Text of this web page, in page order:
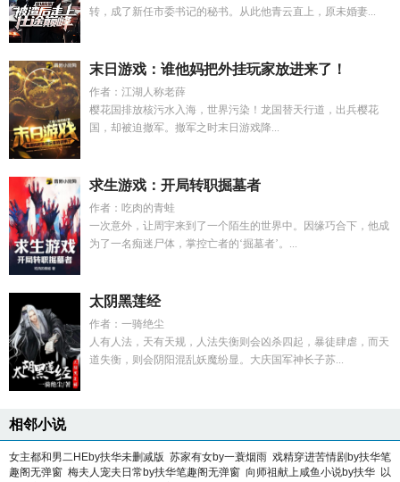
转，成了新任市委书记的秘书。从此他青云直上，原未婚妻...
末日游戏：谁他妈把外挂玩家放进来了！
作者：江湖人称老薛
樱花国排放核污水入海，世界污染！龙国替天行道，出兵樱花
国，却被迫撤军。撤军之时末日游戏降...
求生游戏：开局转职掘墓者
作者：吃肉的青蛙
一次意外，让周宇来到了一个陌生的世界中。因缘巧合下，他成
为了一名痴迷尸体，掌控亡者的‘掘墓者’。...
太阴黑莲经
作者：一骑绝尘
人有人法，天有天规，人法失衡则会凶杀四起，暴徒肆虐，而天
道失衡，则会阴阳混乱妖魔纷显。大庆国军神长子苏...
相邻小说
女主都和男二HEby扶华未删减版 苏家有女by一蓑烟雨 戏精穿进苦情剧by扶华笔
趣阁无弹窗 梅夫人宠夫日常by扶华笔趣阁无弹窗 向师祖献上咸鱼小说by扶华 以